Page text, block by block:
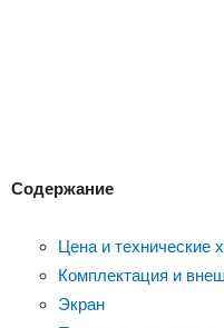
Содержание
Цена и технические
Комплектация и
Экран